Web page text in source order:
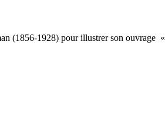
(1856-1928) pour illustrer son ouvrage «